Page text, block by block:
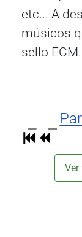
etc... A
músicos
sello ECM.